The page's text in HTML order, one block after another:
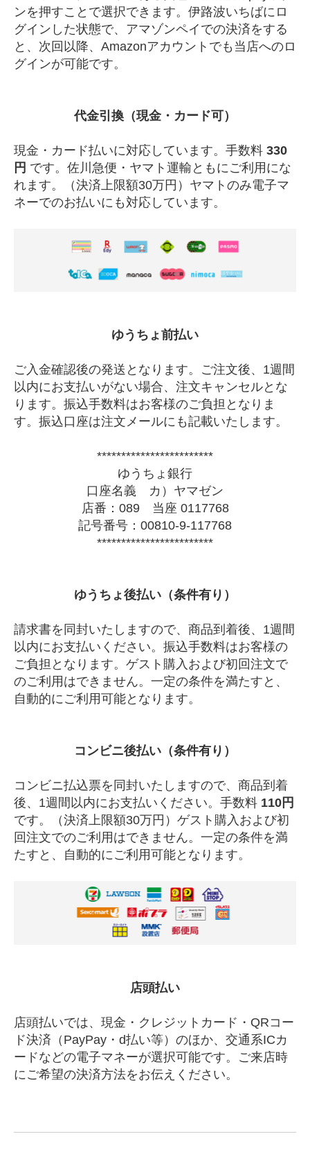
ンを押すことで選択できます。伊路波いちばにロ
グインした状態で、アマゾンペイでの決済をする
と、次回以降、Amazonアカウントでも当店へのロ
グインが可能です。
代金引換（現金・カード可）
現金・カード払いに対応しています。手数料 330
円 です。佐川急便・ヤマト運輸ともにご利用にな
れます。（決済上限額30万円）ヤマトのみ電子マ
ネーでのお払いにも対応しています。
ゆうちょ前払い
ご入金確認後の発送となります。ご注文後、1週間
以内にお支払いがない場合、注文キャンセルとな
ります。振込手数料はお客様のご負担となりま
す。振込口座は注文メールにも記載いたします。
************************
ゆうちょ銀行
口座名義 カ）ヤマゼン
店番：089 当座 0117768
記号番号：00810-9-117768
************************
ゆうちょ後払い（条件有り）
請求書を同封いたしますので、商品到着後、1週間
以内にお支払いください。振込手数料はお客様の
ご負担となります。ゲスト購入および初回注文で
のご利用はできません。一定の条件を満たすと、
自動的にご利用可能となります。
コンビニ後払い（条件有り）
コンビニ払込票を同封いたしますので、商品到着
後、1週間以内にお支払いください。手数料 110円
です。（決済上限額30万円）ゲスト購入および初
回注文でのご利用はできません。一定の条件を満
たすと、自動的にご利用可能となります。
店頭払い
店頭払いでは、現金・クレジットカード・QRコー
ド決済（PayPay・d払い等）のほか、交通系ICカ
ードなどの電子マネーが選択可能です。ご来店時
にご希望の決済方法をお伝えください。